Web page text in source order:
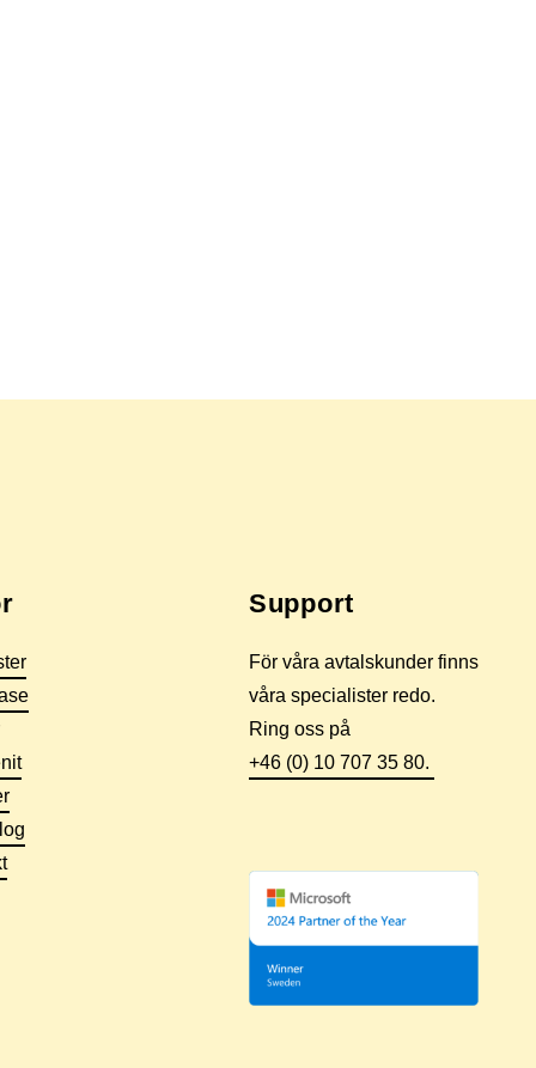
Support
För våra avtalskunder finns
våra specialister redo.
Ring oss på
+46 (0) 10 707 35 80.